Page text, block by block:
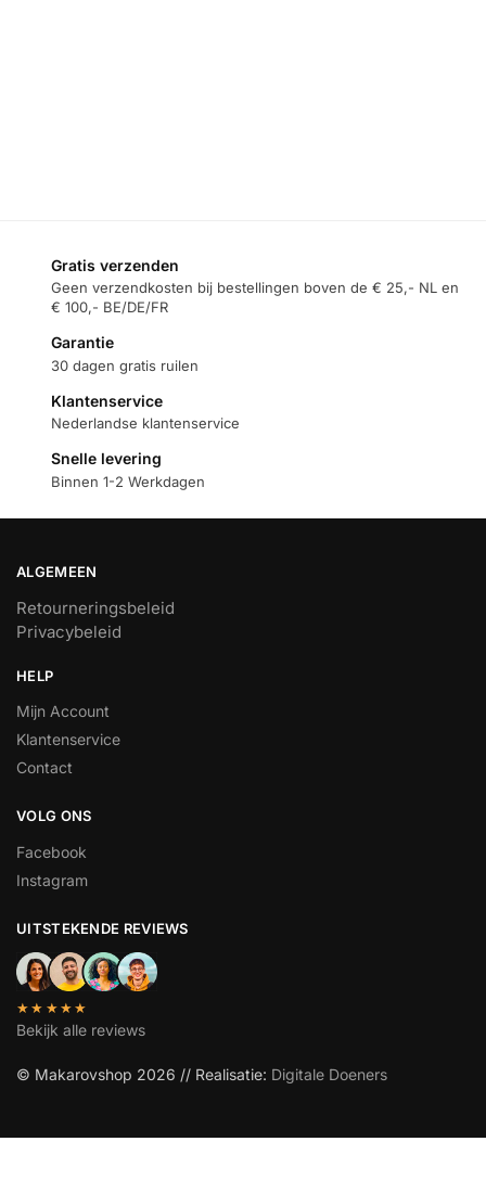
Gratis verzenden
Geen verzendkosten bij bestellingen boven de € 25,- NL en
€ 100,- BE/DE/FR
Garantie
30 dagen gratis ruilen
Klantenservice
Nederlandse klantenservice
Snelle levering
Binnen 1-2 Werkdagen
ALGEMEEN
Retourneringsbeleid
Privacybeleid
HELP
Mijn Account
Klantenservice
Contact
VOLG ONS
Facebook
Instagram
UITSTEKENDE REVIEWS
★★★★★
Bekijk alle reviews
© Makarovshop 2026 // Realisatie: Digitale Doeners